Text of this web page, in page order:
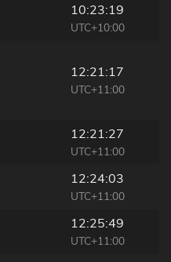
10:23:19
UTC+10:00
12:21:17
UTC+11:00
12:21:27
UTC+11:00
12:24:03
UTC+11:00
12:25:49
UTC+11:00